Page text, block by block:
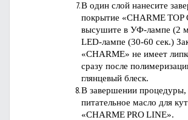
В один слой нанесите
покрытие «CHARMETOP
высушите в УФ-лампе (2
LED-лампе (30-60 сек.)
«CHARME» не имеет
сразу после
глянцевый блеск.
В завершении процедуры,
питательное масло для
«CHARMEPROLINE».